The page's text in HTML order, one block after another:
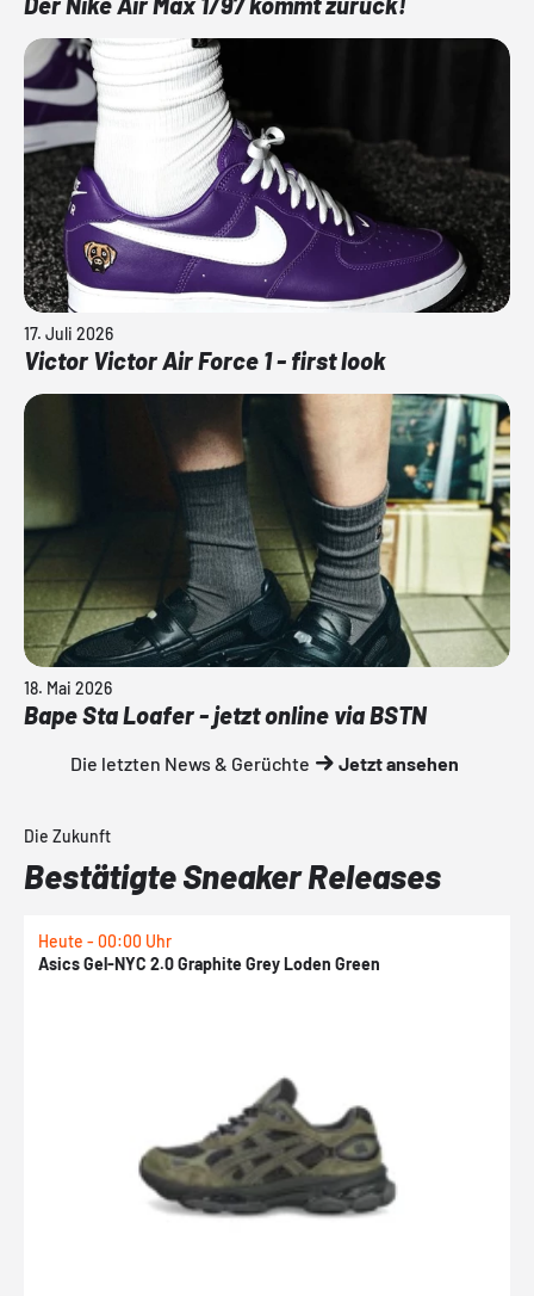
17. Juli 2026
Victor Victor Air Force 1 - first look
18. Mai 2026
Bape Sta Loafer - jetzt online via BSTN
Die letzten News & Gerüchte Jetzt ansehen
Die Zukunft
Bestätigte Sneaker Releases
Heute - 00:00 Uhr
Asics Gel-NYC 2.0 Graphite Grey Loden Green